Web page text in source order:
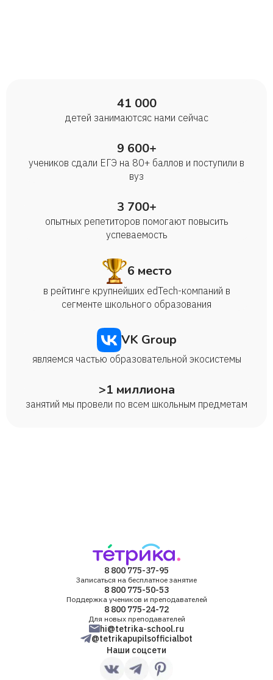
41 000
детей занимаются с нами сейчас
9 600+
учеников сдали ЕГЭ на 80+ баллов и поступили в
вуз
3 700+
опытных репетиторов помогают повысить
успеваемость
6 место
в рейтинге крупнейших edTech-компаний в
сегменте школьного образования
VK Group
являемся частью образовательной экосистемы
>1 миллиона
занятий мы провели по всем школьным предметам
8 800 775-37-95
Записаться на бесплатное занятие
8 800 775-50-53
Поддержка учеников и преподавателей
8 800 775-24-72
Для новых преподавателей
hi@tetrika-school.ru
@tetrikapupilsofficialbot
Наши соцсети